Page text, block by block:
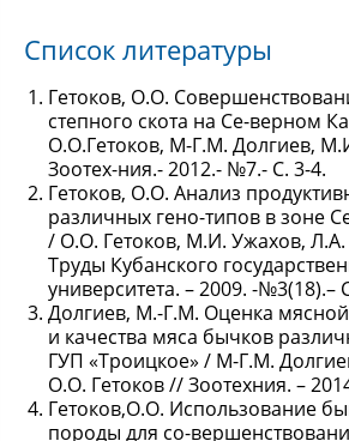
Список литературы
Гетоков, О.О.
степного скота на Се-верном
О.О.Гетоков, М-Г.М. Долгиев,
Зоотех-ния.- 2012.- №7.- С. 3-4.
Гетоков, О.О. Анализ
различных гено-типов в зоне
/ О.О. Гетоков, М.И. Ужахов, Л.А.
Труды Кубанского
университета. – 2009. -№3(18).–
Долгиев, М.-Г.М. Оценка
и качества мяса бычков
ГУП «Троицкое» / М-Г.М.
О.О. Гетоков // Зоотехния. –
Гетоков,О.О. Использование
породы для со-